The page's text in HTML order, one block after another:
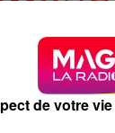
de votre